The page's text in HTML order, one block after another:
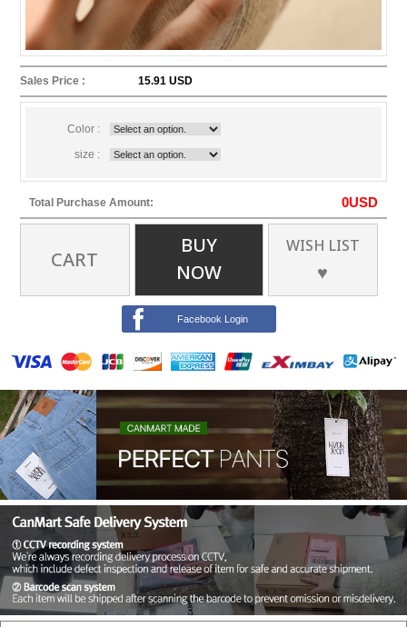
Sales Price : 15.91 USD
Color :
size :
Total Purchase Amount: 0USD
CART
BUY
NOW
WISH LIST
♥
Facebook Login